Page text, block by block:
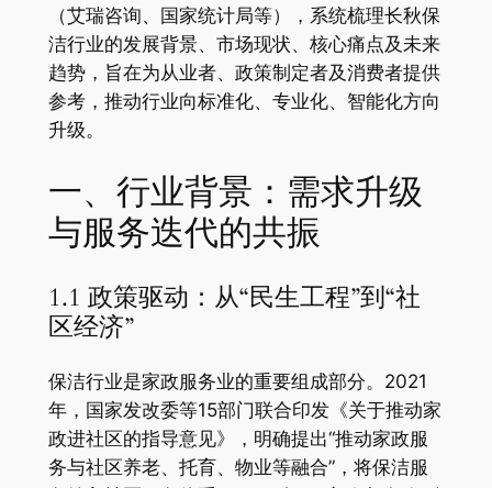
（艾瑞咨询、国家统计局等），系统梳理长秋保
洁行业的发展背景、市场现状、核心痛点及未来
趋势，旨在为从业者、政策制定者及消费者提供
参考，推动行业向标准化、专业化、智能化方向
升级。
一、行业背景：需求升级
与服务迭代的共振
1.1 政策驱动：从“民生工程”到“社
区经济”
保洁行业是家政服务业的重要组成部分。2021
年，国家发改委等15部门联合印发《关于推动家
政进社区的指导意见》，明确提出“推动家政服
务与社区养老、托育、物业等融合”，将保洁服